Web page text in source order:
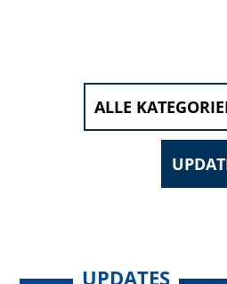
ALLE
UPDATES